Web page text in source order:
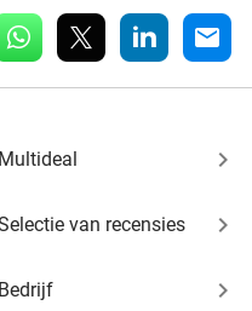
whatsapp linkedin mail
Multideal keyboard_arrow_right
van recensies keyboard_arrow_right
Bedrijf keyboard_arrow_right